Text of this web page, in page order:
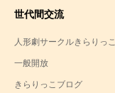
世代間交流
人形劇サークルきらりっこ
一般開放
きらりっこブログ